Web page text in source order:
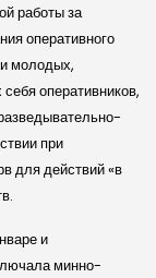
работы за
оперативного
молодых,
оперативников,
при
для действий «в
и
минно-